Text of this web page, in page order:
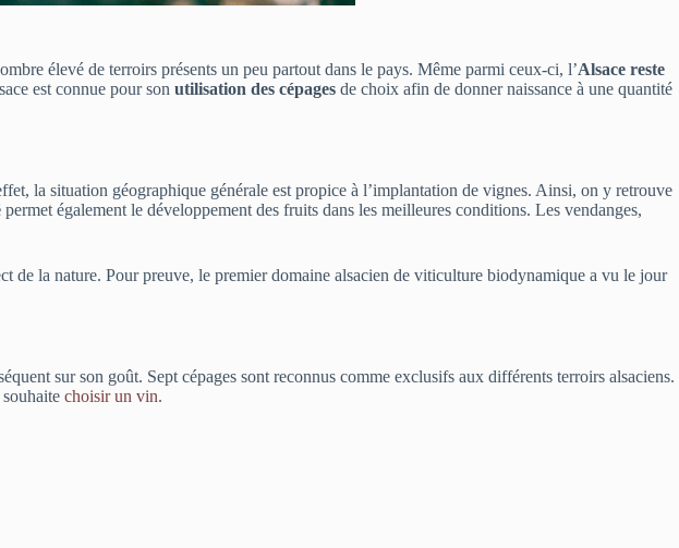
élevé de terroirs présents un peu partout dans le pays. Même parmi ceux-ci, l’Alsace reste
est connue pour son utilisation des cépages de choix afin de donner naissance à une quantité
la situation géographique générale est propice à l’implantation de vignes. Ainsi, on y retrouve
permet également le développement des fruits dans les meilleures conditions. Les vendanges,
de la nature. Pour preuve, le premier domaine alsacien de viticulture biodynamique a vu le jour
sur son goût. Sept cépages sont reconnus comme exclusifs aux différents terroirs alsaciens.
choisir un vin.